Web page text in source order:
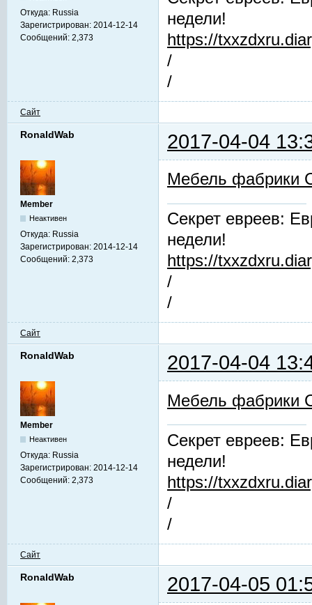
Откуда: Russia
Зарегистрирован: 2014-12-14
Сообщений: 2,373
недели!
https://
/
/
Сайт
RonaldWab 2017-04-04
Member
Неактивен
Откуда: Russia
Зарегистрирован: 2014-12-14
Сообщений: 2,373
Мебель фабрики
Секрет евреев:
недели!
https://
/
/
Сайт
RonaldWab 2017-04-04
Member
Неактивен
Откуда: Russia
Зарегистрирован: 2014-12-14
Сообщений: 2,373
Мебель фабрики
Секрет евреев:
недели!
https://
/
/
Сайт
RonaldWab 2017-04-05